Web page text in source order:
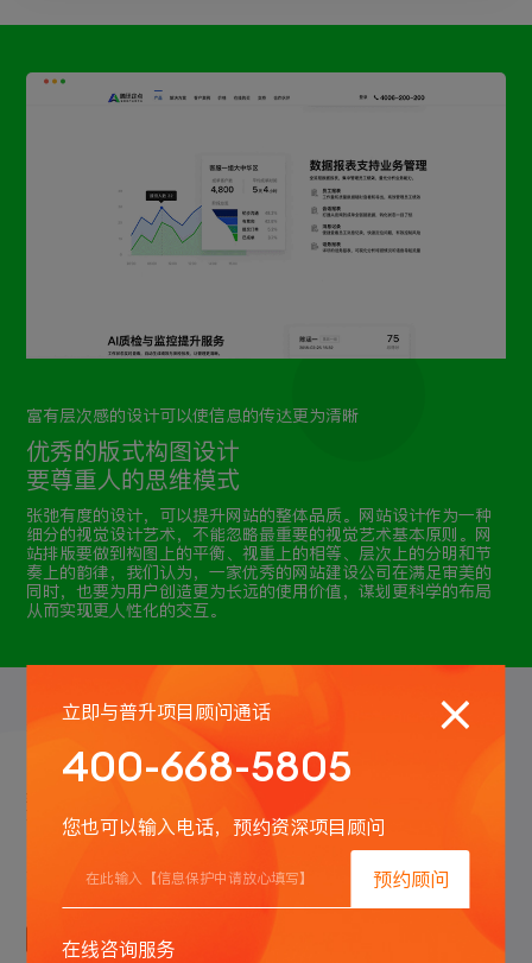
富有层次感的设计可以使信息的传达更为清晰
优秀的版式构图设计
要尊重人的思维模式
张弛有度的设计，可以提升网站的整体品质。网站设计作为一种
细分的视觉设计艺术，不能忽略最重要的视觉艺术基本原则。网
站排版要做到构图上的平衡、视重上的相等、层次上的分明和节
奏上的韵律，我们认为，一家优秀的网站建设公司在满足审美的
同时，也要为用户创造更为长远的使用价值，谋划更科学的布局
从而实现更人性化的交互。
完善稳定的多终端适配显示方案
有效兼顾使用各种设备的目标人群
经过多年的项目积累，我们可以强有力地确保我们的作品在多终
端设备上的良好展示效果。随着手机和平板，以及其他移动终端
设备人群普及率的爆发式增长，PC不再是传播信息的唯一渠道。
如果你想让更多人了解到你的业务，那么我们的多终端适配方案
是为您实现目标保驾护航的不二之选。
立即与普升项目顾问通话
400-668-5805
您也可以输入电话，预约资深项目顾问
预约顾问
在线咨询服务